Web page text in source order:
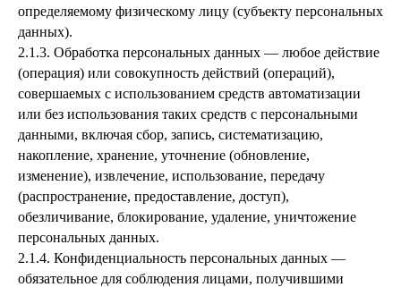
определяемому физическому лицу (субъекту персональных
данных).
2.1.3. Обработка персональных данных — любое действие
(операция) или совокупность действий (операций),
совершаемых с использованием средств автоматизации
или без использования таких средств с персональными
данными, включая сбор, запись, систематизацию,
накопление, хранение, уточнение (обновление,
изменение), извлечение, использование, передачу
(распространение, предоставление, доступ),
обезличивание, блокирование, удаление, уничтожение
персональных данных.
2.1.4. Конфиденциальность персональных данных —
обязательное для соблюдения лицами, получившими